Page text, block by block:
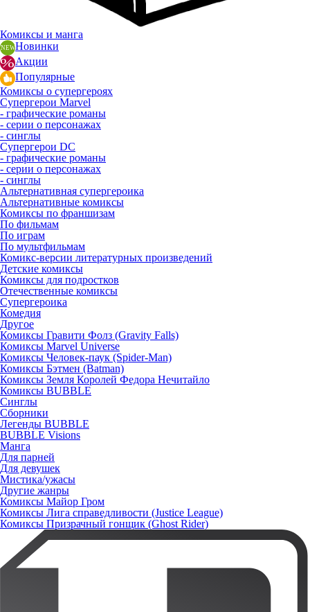
Комиксы и манга
Новинки
Акции
Популярные
Комиксы о супергероях
Супергерои Marvel
- графические романы
- серии о персонажах
- синглы
Супергерои DC
- графические романы
- серии о персонажах
- синглы
Альтернативная супергероика
Альтернативные комиксы
Комиксы по франшизам
По фильмам
По играм
По мультфильмам
Комикс-версии литературных произведений
Детские комиксы
Комиксы для подростков
Отечественные комиксы
Супергероика
Комедия
Другое
Комиксы Гравити Фолз (Gravity Falls)
Комиксы Marvel Universe
Комиксы Человек-паук (Spider-Man)
Комиксы Бэтмен (Batman)
Комиксы Земля Королей Федора Нечитайло
Комиксы BUBBLE
Синглы
Сборники
Легенды BUBBLE
BUBBLE Visions
Манга
Для парней
Для девушек
Мистика/ужасы
Другие жанры
Комиксы Майор Гром
Комиксы Лига справедливости (Justice League)
Комиксы Призрачный гонщик (Ghost Rider)